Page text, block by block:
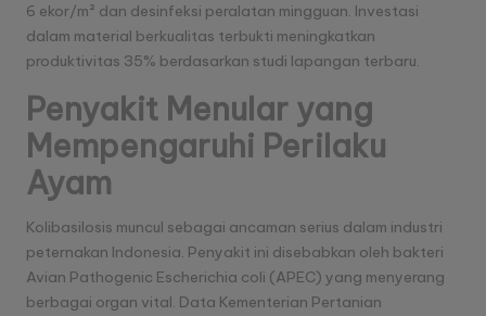
6 ekor/m² dan desinfeksi peralatan mingguan. Investasi
dalam material berkualitas terbukti meningkatkan
produktivitas 35% berdasarkan studi lapangan terbaru.
Penyakit Menular yang
Mempengaruhi Perilaku
Ayam
Kolibasilosis muncul sebagai ancaman serius dalam industri
peternakan Indonesia. Penyakit ini disebabkan oleh bakteri
Avian Pathogenic Escherichia coli (APEC) yang menyerang
berbagai organ vital. Data Kementerian Pertanian